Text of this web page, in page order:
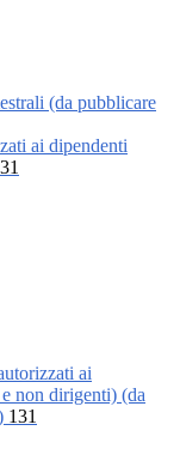
(da pubblicare
ai dipendenti
ai
non dirigenti) (da
131